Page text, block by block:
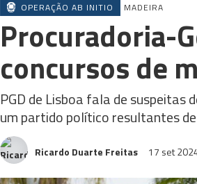
OPERAÇÃO AB INITIO MADEIRA
Procuradoria-
concursos de
PGD de Lisboa fala de
um partido político resultantes
Ricardo Duarte Freitas 17 set